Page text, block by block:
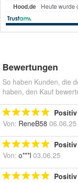
Bewertungen
So haben Kunden, die
haben, den Kauf
Positiv
Von: ReneB58 06.06.25
Positiv
Von: o***l 03.06.25
Positiv